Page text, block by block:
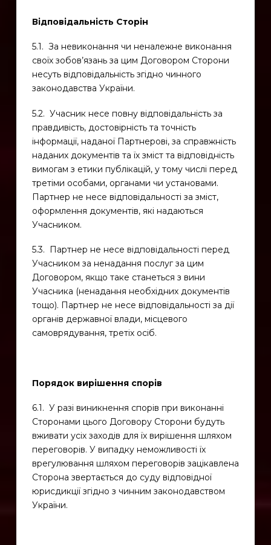
Відповідальність Сторін
5.1. За невиконання чи неналежне виконання
своїх зобов’язань за цим Договором Сторони
несуть відповідальність згідно чинного
законодавства України.
5.2. Учасник несе повну відповідальність за
правдивість, достовірність та точність
інформації, наданої Партнерові, за справжність
наданих документів та їх зміст та відповідність
вимогам з етики публікацій, у тому числі перед
третіми особами, органами чи установами.
Партнер не несе відповідальності за зміст,
оформлення документів, які надаються
Учасником.
5.3. Партнер не несе відповідальності перед
Учасником за ненадання послуг за цим
Договором, якщо таке станеться з вини
Учасника (ненадання необхідних документів
тощо). Партнер не несе відповідальності за дії
органів державної влади, місцевого
самоврядування, третіх осіб.
Порядок вирішення спорів
6.1. У разі виникнення спорів при виконанні
Сторонами цього Договору Сторони будуть
вживати усіх заходів для їх вирішення шляхом
переговорів. У випадку неможливості їх
врегулювання шляхом переговорів зацікавлена
Сторона звертається до суду відповідної
юрисдикції згідно з чинним законодавством
України.